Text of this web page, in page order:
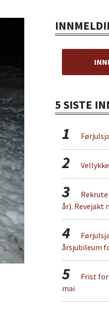
5 SISTE
1
2
3
år). Revejakt
4
årsjubileum
5
Frist
mai